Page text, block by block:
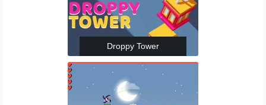
Droppy Tower